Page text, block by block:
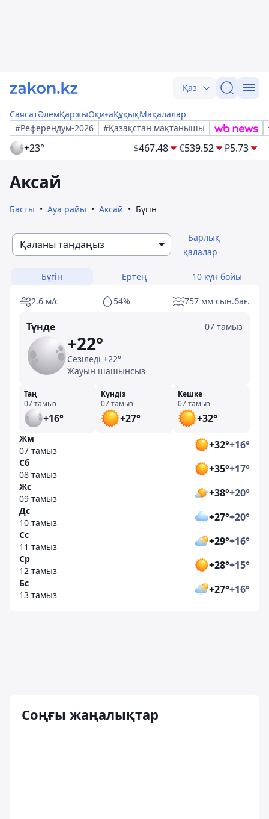
Қаз
СаясатӘлемҚаржыОқиғаҚұқықМақалалар
#Референдум-2026
#Қазақстан мақтанышы
+23° $467.48 €539.52 ₽5.73
Аксай
Басты Ауа райы Аксай Бүгін
Қаланы таңдаңыз
Барлық
қалалар
Бүгін Ертең 10 күн бойы
2.6 м/с 54% 757 мм сын.бағ.
Түнде 07 тамыз
+22°
Сезіледі +22°
Жауын шашынсыз
Таң
07 тамыз
+16°
Күндіз
07 тамыз
+27°
Кешке
07 тамыз
+32°
Жм
07 тамыз
+32°+16°
Сб
08 тамыз
+35°+17°
Жс
09 тамыз
+38°+20°
Дс
10 тамыз
+27°+20°
Сс
11 тамыз
+29°+16°
Ср
12 тамыз
+28°+15°
Бс
13 тамыз
+27°+16°
Соңғы жаңалықтар